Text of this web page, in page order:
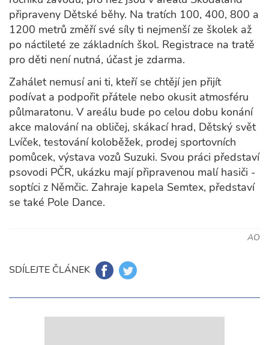
připraveny Dětské běhy. Na tratích 100, 400, 800 a
1200 metrů změří své síly ti nejmenší ze školek až
po náctileté ze základních škol. Registrace na tratě
pro děti není nutná, účast je zdarma.
Zahálet nemusí ani ti, kteří se chtějí jen přijít
podívat a podpořit přátele nebo okusit atmosféru
půlmaratonu. V areálu bude po celou dobu konání
akce malování na obličej, skákací hrad, Dětský svět
Lvíček, testování koloběžek, prodej sportovních
pomůcek, výstava vozů Suzuki. Svou práci představí
psovodi PČR, ukázku mají připravenou malí hasiči -
soptíci z Němčic. Zahraje kapela Semtex, představí
se také Pole Dance.
AO
SDÍLEJTE ČLÁNEK